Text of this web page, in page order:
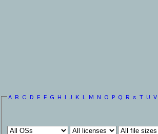
A B C D E F G H I J K L M N O P Q R s T U V